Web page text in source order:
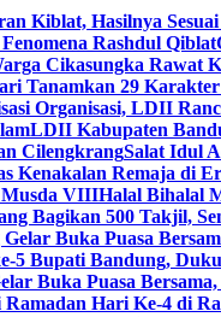
Kiblat, Hasilnya
Rashdul Qiblat
Cikasungka Rawat
Tanamkan 29
Organisasi, LDII
LDII Kabupaten
CilengkrangSalat Idul
Kenakalan Remaja di
Musda VIIIHalal Bihalal
Bagikan 500 Takjil,
Buka Puasa
Bupati Bandung,
Buka Puasa
Hari Ke-4 di